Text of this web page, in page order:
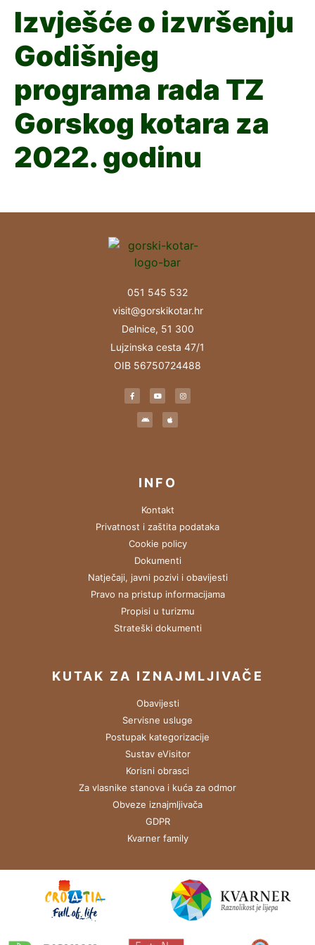
Izvješće o izvršenju
Godišnjeg
programa rada TZ
Gorskog kotara za
2022. godinu
051 545 532
visit@gorskikotar.hr
Delnice, 51 300
Lujzinska cesta 47/1
OIB 56750724488
INFO
Kontakt
Privatnost i zaštita podataka
Cookie policy
Dokumenti
Natječaji, javni pozivi i obavijesti
Pravo na pristup informacijama
Propisi u turizmu
Strateški dokumenti
KUTAK ZA IZNAJMLJIVAČE
Obavijesti
Servisne usluge
Postupak kategorizacije
Sustav eVisitor
Korisni obrasci
Za vlasnike stanova i kuća za odmor
Obveze iznajmljivača
GDPR
Kvarner family